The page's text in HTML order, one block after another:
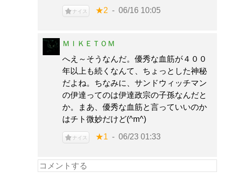
ナイス ★2 06/16 10:05
ＭＩＫＥＴＯＭ
へえ～そうなんだ。優秀な血筋が４００
年以上も続くなんて、ちょっとした神秘
だよね。ちなみに、サンドウィッチマン
の伊達ってのは伊達政宗の子孫なんだと
か。まあ、優秀な血筋と言っていいのか
はチト微妙だけど(^m^)
ナイス ★1 06/23 01:33